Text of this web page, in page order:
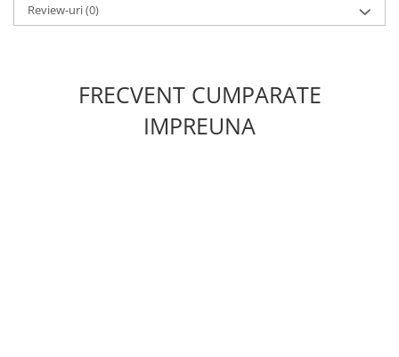
Review-uri(0)
FRECVENT CUMPARATE
IMPREUNA